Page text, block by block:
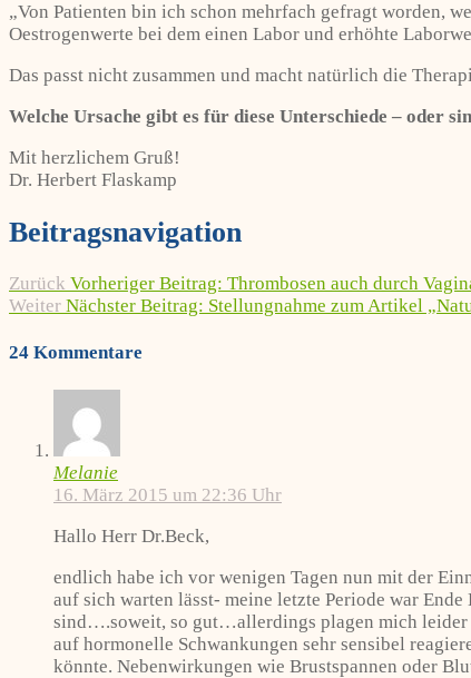
„Von Patienten bin ich schon mehrfach gefragt worden,
Oestrogenwerte bei dem einen Labor und erhöhte
Das passt nicht zusammen und macht natürlich die
Welche Ursache gibt es für diese Unterschiede – oder
Mit herzlichem Gruß!
Dr. Herbert Flaskamp
Beitragsnavigation
Zurück Vorheriger Beitrag: Thrombosen auch durch
Weiter Nächster Beitrag: Stellungnahme zum Artikel
24 Kommentare
Melanie
16. März 2015 um 22:36 Uhr
Hallo Herr Dr.Beck,
endlich habe ich vor wenigen Tagen nun mit der
auf sich warten lässt- meine letzte Periode war
sind….soweit, so gut…allerdings plagen mich leider
auf hormonelle Schwankungen sehr sensibel
könnte. Nebenwirkungen wie Brustspannen oder